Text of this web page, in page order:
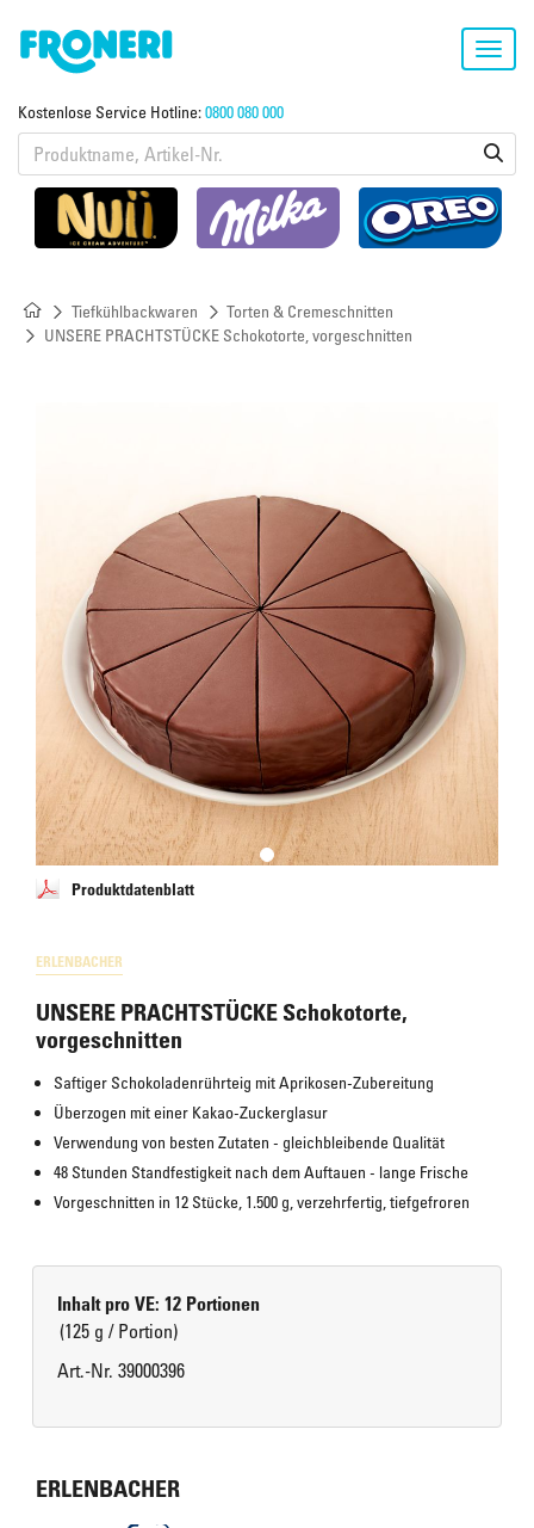
Kostenlose Service Hotline:0800 080 000
Tiefkühlbackwaren
Torten & Cremeschnitten
UNSERE PRACHTSTÜCKE Schokotorte, vorgeschnitten
Produktdatenblatt
ERLENBACHER
UNSERE PRACHTSTÜCKE Schokotorte,
vorgeschnitten
Saftiger Schokoladenrührteig mit Aprikosen-Zubereitung
Überzogen mit einer Kakao-Zuckerglasur
Verwendung von besten Zutaten - gleichbleibende Qualität
48 Stunden Standfestigkeit nach dem Auftauen - lange Frische
Vorgeschnitten in 12 Stücke, 1.500 g, verzehrfertig, tiefgefroren
Inhalt pro VE: 12 Portionen
(125 g / Portion)
Art.-Nr. 39000396
ERLENBACHER